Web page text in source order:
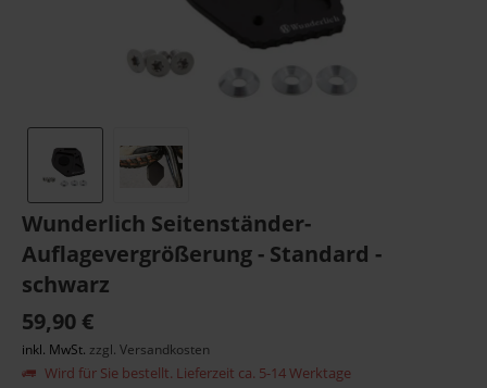
Wunderlich Seitenständer-
Auflagevergrößerung - Standard -
schwarz
59,90 €
inkl. MwSt. zzgl. Versandkosten
Wird für Sie bestellt. Lieferzeit ca. 5-14 Werktage